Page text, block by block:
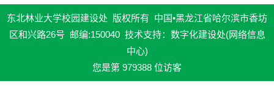
东北林业大学校园建设处 版权所有 中国•黑龙江省哈尔滨市香坊
区和兴路26号 邮编:150040 技术支持：数字化建设处(网络信息
中心)
您是第 979388 位访客